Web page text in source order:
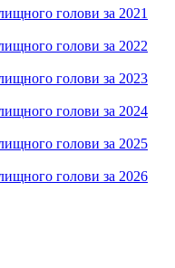
голови за 2021
голови за 2022
голови за 2023
голови за 2024
голови за 2025
голови за 2026